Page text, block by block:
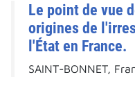
Le point de vue
origines de
l'État en France.
SAINT-BONNET,